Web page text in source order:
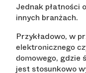
Jednak płatności
innych branżach.
Przykładowo, w
elektronicznego
domowego, gdzie
jest stosunkowo